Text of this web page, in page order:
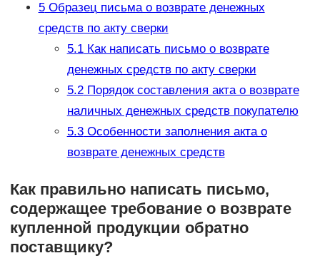
5Образец письма о возврате денежных
средств по акту сверки
5.1Как написать письмо о возврате
денежных средств по акту сверки
5.2Порядок составления акта о возврате
наличных денежных средств покупателю
5.3Особенности заполнения акта о
возврате денежных средств
Как правильно написать письмо,
содержащее требование о возврате
купленной продукции обратно
поставщику?